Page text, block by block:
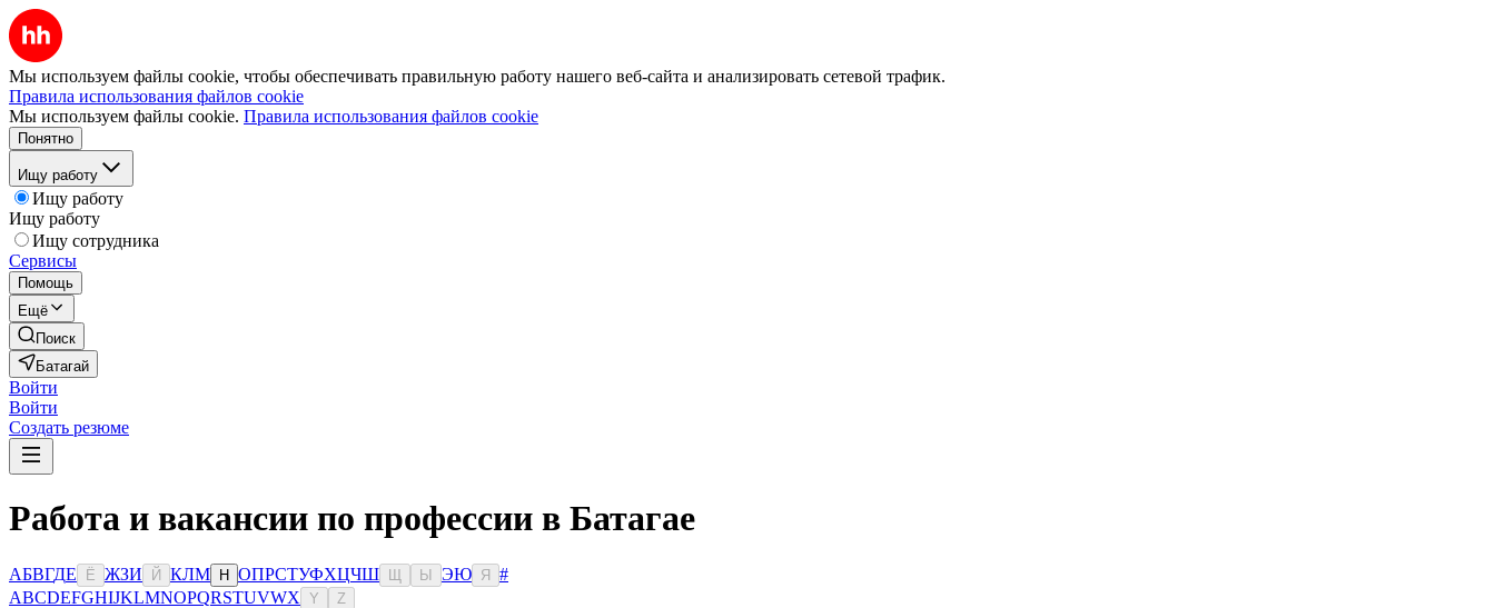
Мы используем файлы cookie, чтобы обеспечивать правильную работу нашего веб-сайта и анализировать сетевой трафик.
Правила использования файлов cookie
Мы используем файлы cookie. Правила использования файлов cookie
Понятно
Ищу работу
Ищу работу
Ищу работу
Ищу сотрудника
Сервисы
Помощь
Ещё
Поиск
Батагай
Войти
Войти
Создать резюме
Работа и вакансии по профессии в Батагае
АБВГДЕ Ё ЖЗИ Й КЛМ Н ОПРСТУФХЦЧШ Ы ЭЮ Я
#
ABCDEFGHIJKLMNOPQRSTUVWX Y Z